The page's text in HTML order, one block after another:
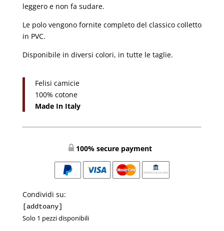
leggero e non fa sudare.
Le polo vengono fornite completo del classico colletto
in PVC.
Disponibile in diversi colori, in tutte le taglie.
Felisi camicie
100% cotone
Made In Italy
100% secure payment
Condividi su:
[addtoany]
Solo 1 pezzi disponibili